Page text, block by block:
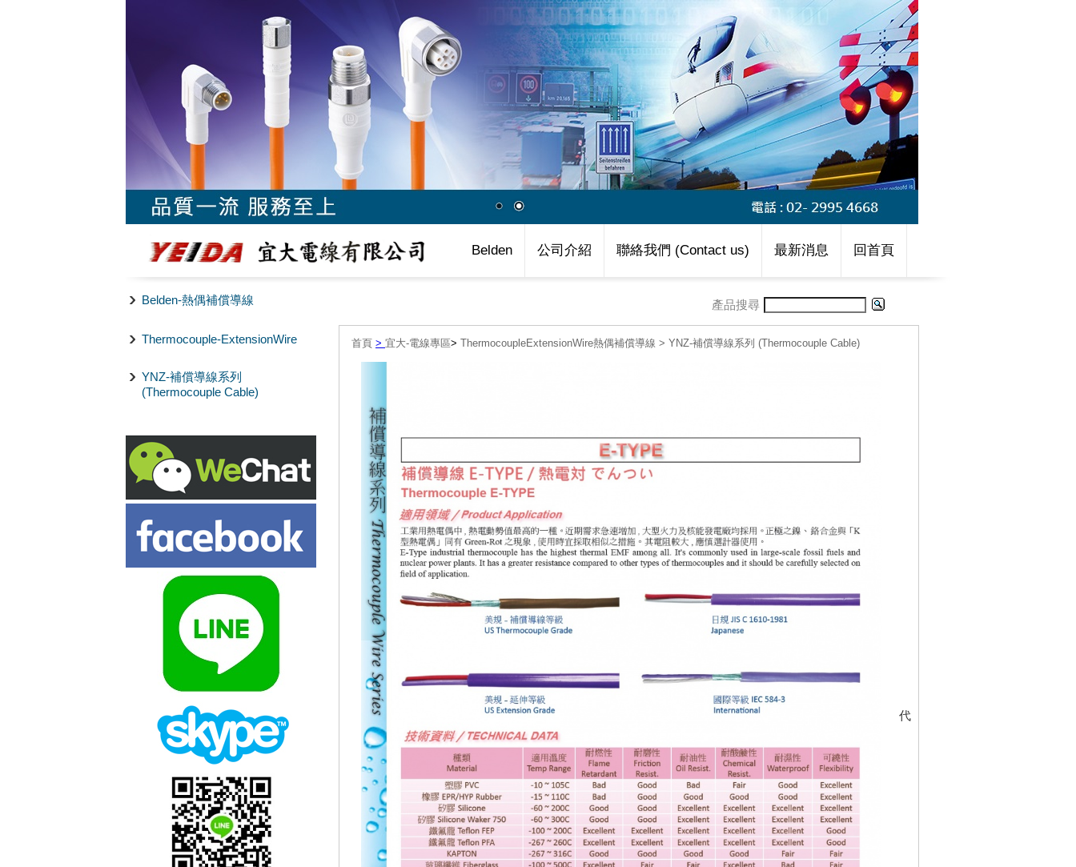
Belden 公司介紹 聯絡我們 (Contact us) 最新消息 回首頁
Belden-熱偶補償導線
Thermocouple-ExtensionWire
YNZ-補償導線系列
(Thermocouple Cable)
產品搜尋
首頁 > 宜大-電線專區> ThermocoupleExtensionWire熱偶補償導線 > YNZ-補償導線系列 (Thermocouple Cable)
代碼